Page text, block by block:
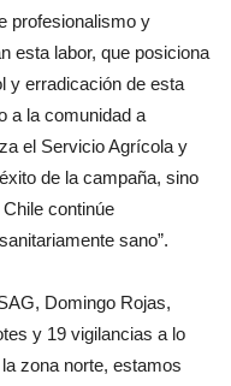
profesionalismo y
esta labor, que posiciona
y erradicación de esta
a la comunidad a
el Servicio Agrícola y
de la campaña, sino
continúe
sano”.
Domingo Rojas,
y 19 vigilancias a lo
zona norte, estamos